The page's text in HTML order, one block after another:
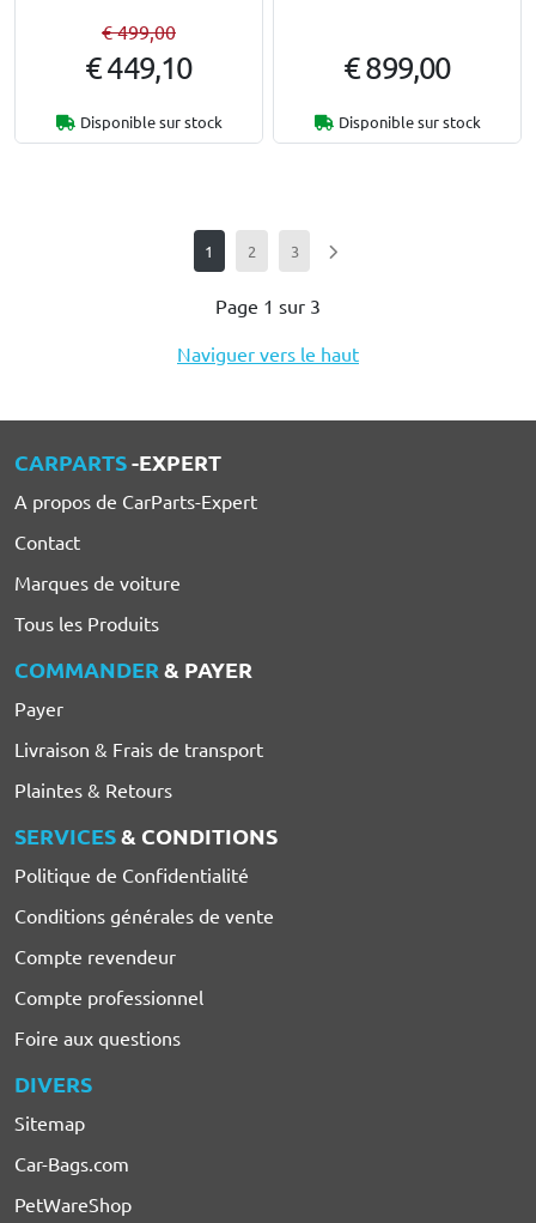
€ 499,00
€ 449,10
Disponible sur stock
€ 899,00
Disponible sur stock
1 2 3
Page 1 sur 3
Naviguer vers le haut
CARPARTS-EXPERT
A propos de CarParts-Expert
Contact
Marques de voiture
Tous les Produits
COMMANDER & PAYER
Payer
Livraison & Frais de transport
Plaintes & Retours
SERVICES& CONDITIONS
Politique de Confidentialité
Conditions générales de vente
Compte revendeur
Compte professionnel
Foire aux questions
DIVERS
Sitemap
Car-Bags.com
PetWareShop